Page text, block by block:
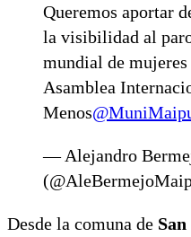
Queremos aportar
la visibilidad al
mundial de
Asamblea
Menos
— Alejandro
Desde la comuna de